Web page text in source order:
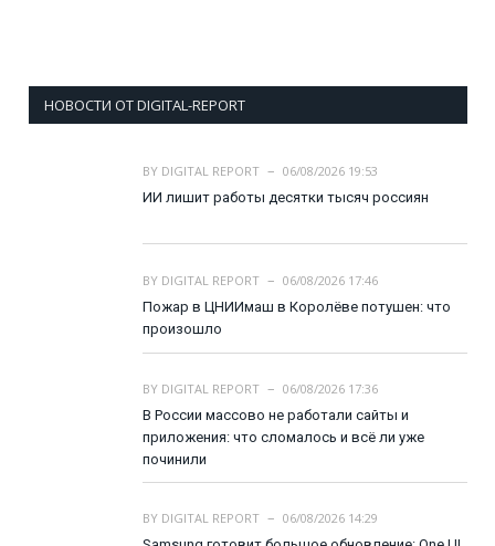
НОВОСТИ ОТ DIGITAL-REPORT
BY DIGITAL REPORT
06/08/2026 19:53
ИИ лишит работы десятки тысяч россиян
BY DIGITAL REPORT
06/08/2026 17:46
Пожар в ЦНИИмаш в Королёве потушен: что
произошло
BY DIGITAL REPORT
06/08/2026 17:36
В России массово не работали сайты и
приложения: что сломалось и всё ли уже
починили
BY DIGITAL REPORT
06/08/2026 14:29